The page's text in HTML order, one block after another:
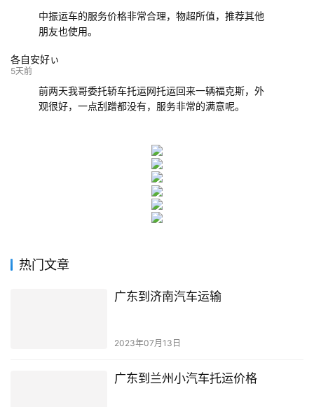
中振运车的服务价格非常合理，物超所值，推荐其他
朋友也使用。
各自安好ぃ
5天前
前两天我哥委托轿车托运网托运回来一辆福克斯，外
观很好，一点刮蹭都没有，服务非常的满意呢。
热门文章
广东到济南汽车运输
2023年07月13日
广东到兰州小汽车托运价格